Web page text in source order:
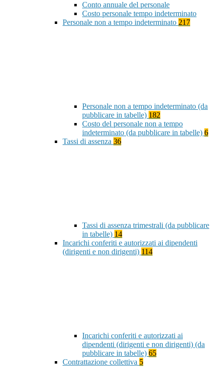
Conto annuale del personale
Costo personale tempo indeterminato
Personale non a tempo indeterminato 217
Personale non a tempo indeterminato (da
pubblicare in tabelle) 182
Costo del personale non a tempo
indeterminato (da pubblicare in tabelle) 6
Tassi di assenza 36
Tassi di assenza trimestrali (da pubblicare
in tabelle) 14
Incarichi conferiti e autorizzati ai dipendenti
(dirigenti e non dirigenti) 114
Incarichi conferiti e autorizzati ai
dipendenti (dirigenti e non dirigenti) (da
pubblicare in tabelle) 65
Contrattazione collettiva 5